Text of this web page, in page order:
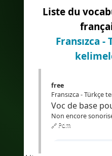
Liste du
Fransızca
free
Fransızca - Türkçe
Voc de base
Non encore
🔗 Pdm